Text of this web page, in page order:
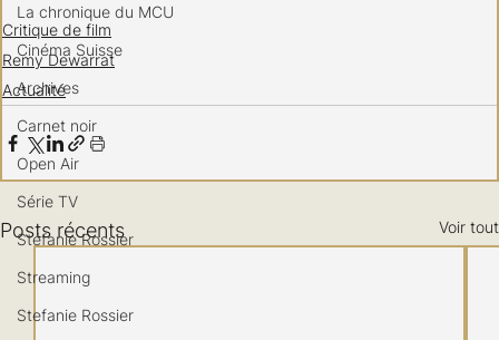
La chronique du MCU
Cinéma Suisse
Archives
Carnet noir
Open Air
Série TV
Stéfanie Rossier
Streaming
Stefanie Rossier
Critique de film
Remy Dewarrat
Actualité
Posts récents Voir tout